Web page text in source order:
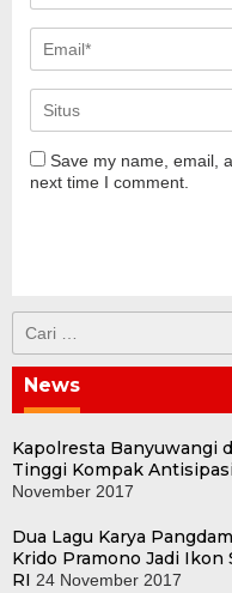
Save my name, email,
next time I comment.
untuk:
News
Kapolresta Banyuwangi
Tinggi Kompak
November 2017
Dua Lagu Karya
Krido Pramono Jadi Ikon
RI 24 November 2017